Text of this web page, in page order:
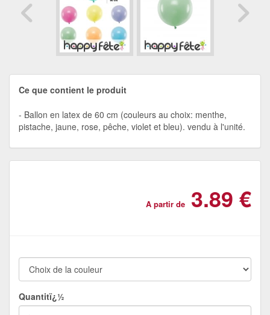
Ce que contient le produit
Ballon en latex de 60 cm (couleurs au choix: menthe,
pistache, jaune, rose, pêche, violet et bleu). vendu à l'unité.
A partir de 3.89 €
Quantitï¿½